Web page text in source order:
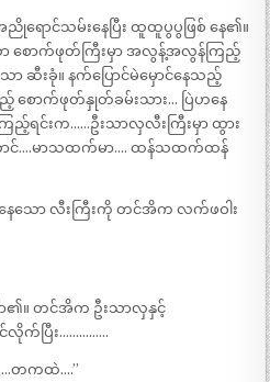
ောင်သမ်းနေပြီး ထူထူပွပွဖြစ် နေ၏။
ာ စောက်ဖုတ်ကြီးမှာ အလွန့်အလွန်ကြည့်
ာ ဆီးခုံ။ နက်ပြောင်မဲမှောင်နေသည့်
စောက်ဖုတ်နှုတ်ခမ်းသား… ပြဲဟနေ
ည့်ရင်းက……ဦးသာလှလီးကြီးမှာ ထွား
….မာသထက်မာ…. ထန်သထက်ထန်
သော လီးကြီးကို တင်အိက လက်ဖဝါး
ာ၏။ တင်အိက ဦးသာလှနှင့်
လိုက်ပြီး……………
….တကထဲ….”